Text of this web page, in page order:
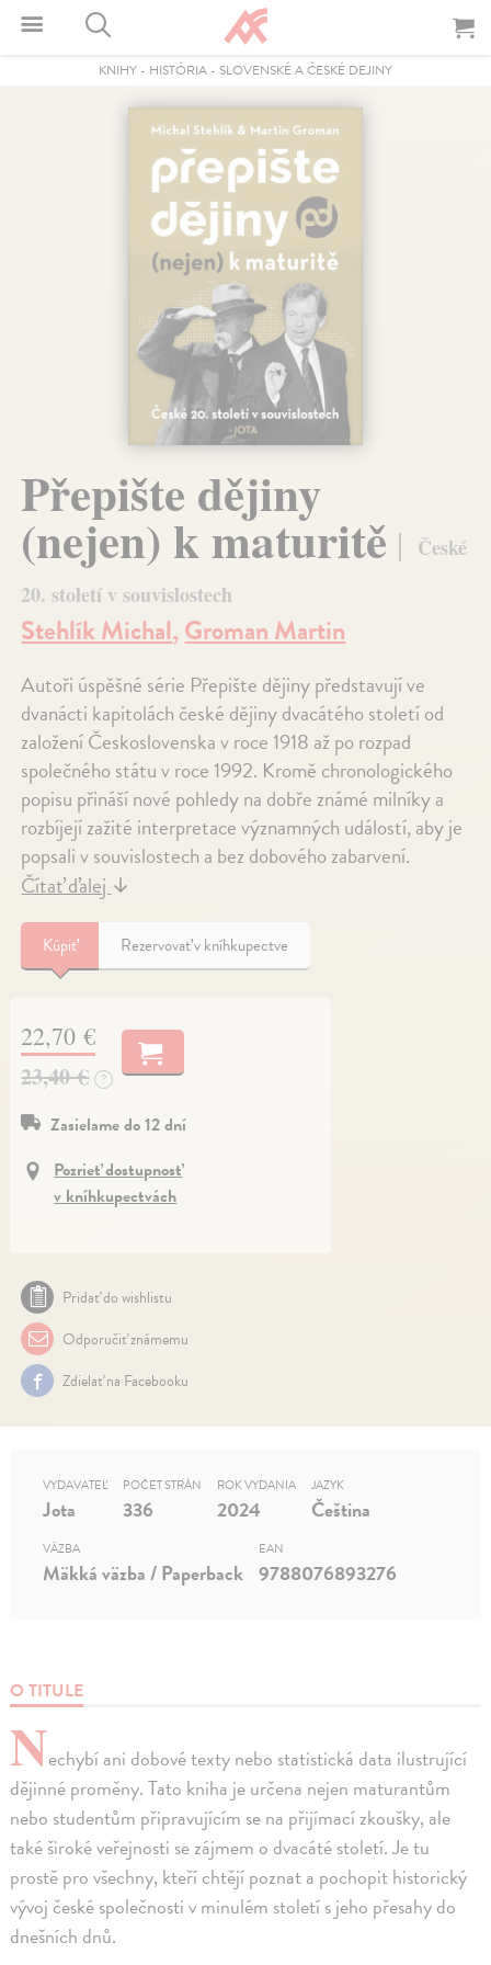
KNIHY - HISTÓRIA - SLOVENSKÉ A ČESKÉ DEJINY
Přepište dějiny
(nejen) k maturitě
České
20. století v souvislostech
Stehlík Michal,Groman Martin
Autoři úspěšné série Přepište dějiny představují ve
dvanácti kapitolách české dějiny dvacátého století od
založení Československa v roce 1918 až po rozpad
společného státu v roce 1992. Kromě chronologického
popisu přináší nové pohledy na dobře známé milníky a
rozbíjejí zažité interpretace významných událostí, aby je
popsali v souvislostech a bez dobového zabarvení.
Čítať ďalej↓
Kúpiť Rezervovať v kníhkupectve
22,70 €
23,40 € ?
Zasielame do 12 dní
Pozrieť dostupnosť
v kníhkupectvách
Pridať do wishlistu
Odporučiť známemu
Zdielať na Facebooku
O TITULE
Nechybí ani dobové texty nebo statistická data ilustrující
dějinné proměny. Tato kniha je určena nejen maturantům
nebo studentům připravujícím se na přijímací zkoušky, ale
také široké veřejnosti se zájmem o dvacáté století. Je tu
prostě pro všechny, kteří chtějí poznat a pochopit historický
vývoj české společnosti v minulém století s jeho přesahy do
dnešních dnů.
VYDAVATEĽ
Jota
POČET STRÁN
336
ROK VYDANIA
2024
JAZYK
Čeština
VÄZBA
Mäkká väzba / Paperback
EAN
9788076893276